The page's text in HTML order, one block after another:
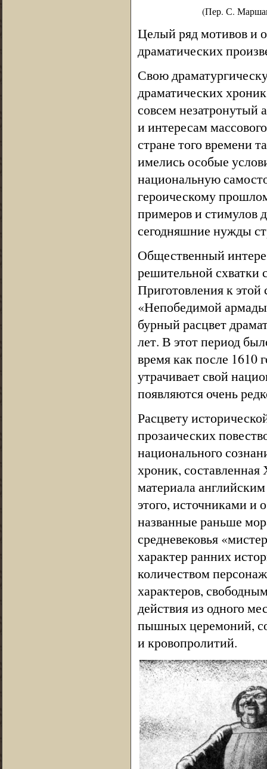
(Пер. С.
Целый ряд мотивов и
драматических
Свою
драматических
совсем незатронутый
и интересам
стране того времени
имелись особые
национальную
героическому
примеров и стимулов
сегодняшние нужды
Общественный
решительной
Приготовления к этой
«Непобедимой
бурный расцвет
лет. В этот период
время как после 1610
утрачивает свой
появляются очень
Расцвету
прозаических
национального
хроник,
материала
этого, источниками и
названные раньше
средневековья
характер ранних
количеством
характеров,
действия из одного
пышных церемоний,
и кровопролитий.